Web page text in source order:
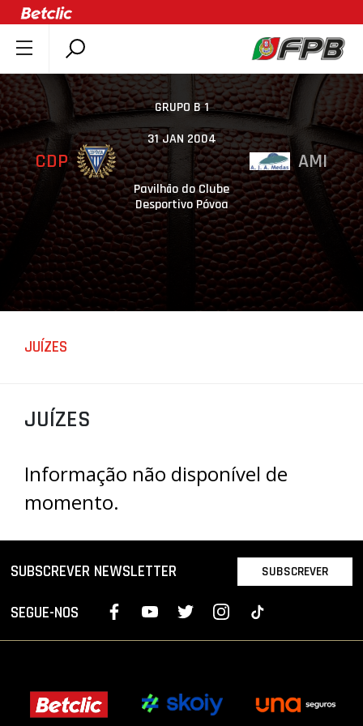
SOBRE A FPB
DOCUMENTOS
ÚLTIMAS
COMPETIÇÕES
ASSOCIAÇÕES
CLUBES
AGENTES
AGENDA
SELEÇÕES
ÁREA TÉCNICA
LIGA BETCLIC MASCULINA
GRUPO B 1
31 JAN 2004
CDP AMI
Pavilhão do Clube
Desportivo Póvoa
JUÍZES
JUÍZES
Informação não disponível de
momento.
SUBSCREVER NEWSLETTER SUBSCREVER
SEGUE-NOS